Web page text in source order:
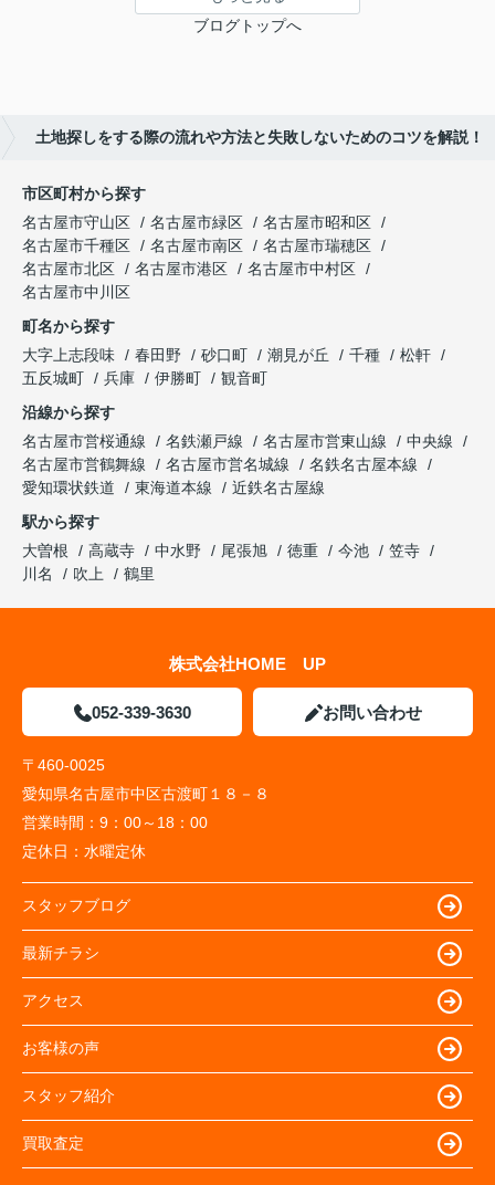
ブログトップへ
土地探しをする際の流れや方法と失敗しないためのコツを解説！
市区町村から探す
名古屋市守山区
名古屋市緑区
名古屋市昭和区
名古屋市千種区
名古屋市南区
名古屋市瑞穂区
名古屋市北区
名古屋市港区
名古屋市中村区
名古屋市中川区
町名から探す
大字上志段味
春田野 砂口町 潮見が丘 千種
松軒
五反城町
兵庫 伊勝町
観音町
沿線から探す
名古屋市営桜通線
名鉄瀬戸線 名古屋市営東山線
中央線
名古屋市営鶴舞線
名古屋市営名城線
名鉄名古屋本線
愛知環状鉄道
東海道本線
近鉄名古屋線
駅から探す
大曽根
高蔵寺 中水野 尾張旭 徳重 今池
笠寺
川名
吹上 鶴里
株式会社HOME UP
052-339-3630 お問い合わせ
〒460-0025
愛知県名古屋市中区古渡町１８－８
営業時間： 9：00～18：00
定休日： 水曜定休
スタッフブログ
最新チラシ
アクセス
お客様の声
スタッフ紹介
買取査定